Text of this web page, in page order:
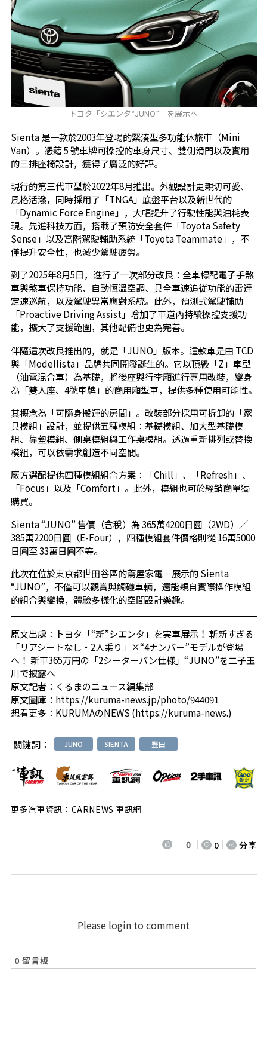
トヨタ「シエンタ“JUNO”」を展示へ
Sienta 是一款於2003年登場的緊湊型多功能休旅車（Mini
Van）。憑藉 5 號車牌可操控的車身尺寸、雙側滑門以及實用
的三排座椅設計，獲得了廣泛的好評。
現行的第三代車型於2022年8月推出。外觀設計更親切可愛、
風格活潑，同時採用了「TNGA」底盤平台以及新世代的
「Dynamic Force Engine」，大幅提升了行駛性能與油耗表
現。先進科技方面，搭載了預防安全套件「Toyota Safety
Sense」以及高階駕駛輔助系統「Toyota Teammate」，不
僅提升安全性，也減少駕駛疲勞。
到了2025年8月5日，進行了一次部分改良：全車標配電子手煞
車與煞車保持功能、自動恆溫空調、具全車速追従功能的雷達
定速巡航，以及駕駛異常應對系統。此外，預測式駕駛輔助
「Proactive Driving Assist」增加了車道內持續操控支援功
能，擴大了支援範圍，其他配備也更為完善。
伴隨這次改良推出的，就是「JUNO」版本。這款車是由 TCD
與「Modellista」品牌共同開發誕生的。它以頂級「Z」車型
（油電混合車）為基礎，將後座與行李廂進行專用改裝，變身
為「雙人座、4號車牌」的商用廂型車，提供多種使用可能性。
其概念為「可隨身搬運的房間」。改裝部分採用可拆卸的「家
具模組」設計，並提供五種模組：基礎模組、加大型基礎模
組、靠墊模組、側桌模組與工作桌模組。透過重新排列或替換
模組，可以依需求創造不同空間。
廠方選配提供四種模組組合方案：「Chill」、「Refresh」、
「Focus」以及「Comfort」。此外，模組也可於經銷商單獨
購買。
Sienta “JUNO” 售價（含稅）為 365萬4200日圓（2WD）／
385萬2200日圓（E-Four），四種模組套件價格則從 16萬5000
日圓至 33萬日圓不等。
此次在位於東京都世田谷區的蔦屋家電＋展示的 Sienta
“JUNO”，不僅可以觀賞與觸碰車輛，還能親自實際操作模組
的組合與變換，體驗多樣化的空間設計樂趣。
原文出處： トヨタ「“新”シエンタ」を実車展示！ 斬新すぎる
「リアシートなし・2人乗り」×“4ナンバー”モデルが登場
へ！ 新車365万円の「2シーターバン仕様」“JUNO”を二子玉
川で披露へ
原文記者： くるまのニュース編集部
原文圖庫： https://kuruma-news.jp/photo/944091
想看更多： KURUMAのNEWS (https://kuruma-news.)
關鍵詞： JUNO SIENTA 豐田
更多汽車資訊：CARNEWS 車訊網
0 0 分享
Please login to comment
0 留言板